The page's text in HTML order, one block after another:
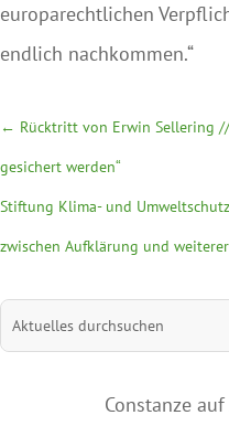
europarechtlichen
endlich nachkommen.“
← Rücktritt von Erwin Sellering
gesichert werden“
Stiftung Klima- und
zwischen Aufklärung und
Suchen
nach:
Constanze auf